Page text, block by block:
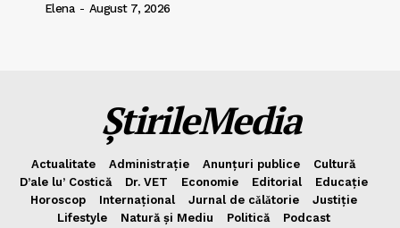
Elena - August 7, 2026
ȘtirileMedia
Actualitate Administrație Anunțuri publice
Cultură
D’ale lu’ Costică
Dr. VET Economie Editorial
Educație
Horoscop
Internațional Jurnal de cǎlǎtorie
Justiție
Lifestyle
Natură și Mediu Politică
Podcast